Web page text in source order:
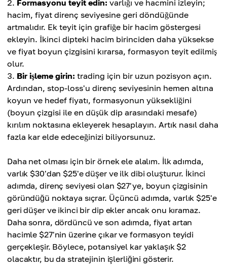
Formasyonu teyit edin: varlığı ve hacmini izleyin;
hacim, fiyat direnç seviyesine geri döndüğünde
artmalıdır. Ek teyit için grafiğe bir hacim göstergesi
ekleyin. İkinci dipteki hacim birinciden daha yüksekse
ve fiyat boyun çizgisini kırarsa, formasyon teyit edilmiş
olur.
Bir işleme girin: trading için bir uzun pozisyon açın.
Ardından, stop-loss'u direnç seviyesinin hemen altına
koyun ve hedef fiyatı, formasyonun yüksekliğini
(boyun çizgisi ile en düşük dip arasındaki mesafe)
kırılım noktasına ekleyerek hesaplayın. Artık nasıl daha
fazla kar elde edeceğinizi biliyorsunuz.
Daha net olması için bir örnek ele alalım. İlk adımda,
varlık $30'dan $25'e düşer ve ilk dibi oluşturur. İkinci
adımda, direnç seviyesi olan $27'ye, boyun çizgisinin
göründüğü noktaya sıçrar. Üçüncü adımda, varlık $25'e
geri düşer ve ikinci bir dip ekler ancak onu kıramaz.
Daha sonra, dördüncü ve son adımda, fiyat artan
hacimle $27'nin üzerine çıkar ve formasyon teyidi
gerçekleşir. Böylece, potansiyel kar yaklaşık $2
olacaktır, bu da stratejinin işlerliğini gösterir.